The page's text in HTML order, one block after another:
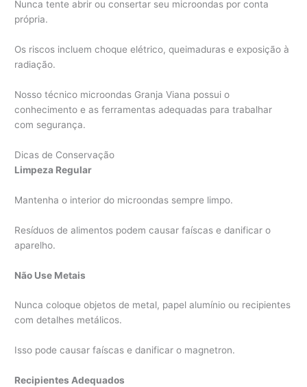
Nunca tente abrir ou consertar seu microondas por conta
própria.
Os riscos incluem choque elétrico, queimaduras e exposição à
radiação.
Nosso técnico microondas Granja Viana possui o
conhecimento e as ferramentas adequadas para trabalhar
com segurança.
Dicas de Conservação
Limpeza Regular
Mantenha o interior do microondas sempre limpo.
Resíduos de alimentos podem causar faíscas e danificar o
aparelho.
Não Use Metais
Nunca coloque objetos de metal, papel alumínio ou recipientes
com detalhes metálicos.
Isso pode causar faíscas e danificar o magnetron.
Recipientes Adequados